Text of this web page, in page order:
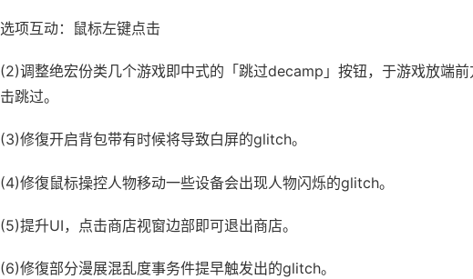
选项互动：鼠标左键点击
(2)调整绝宏份类几个游戏即中式的「跳过decamp」按钮，于游戏放端前
击跳过。
(3)修復开启背包带有时候将导致白屏的glitch。
(4)修復鼠标操控人物移动一些设备会出现人物闪烁的glitch。
(5)提升UI，点击商店视窗边部即可退出商店。
(6)修復部分漫展混乱度事务件提早触发出的glitch。